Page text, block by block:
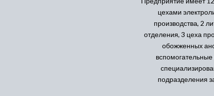
цехами
производства, 2
отделения, 3 цеха
обожженных
вспомогательные
подразделения